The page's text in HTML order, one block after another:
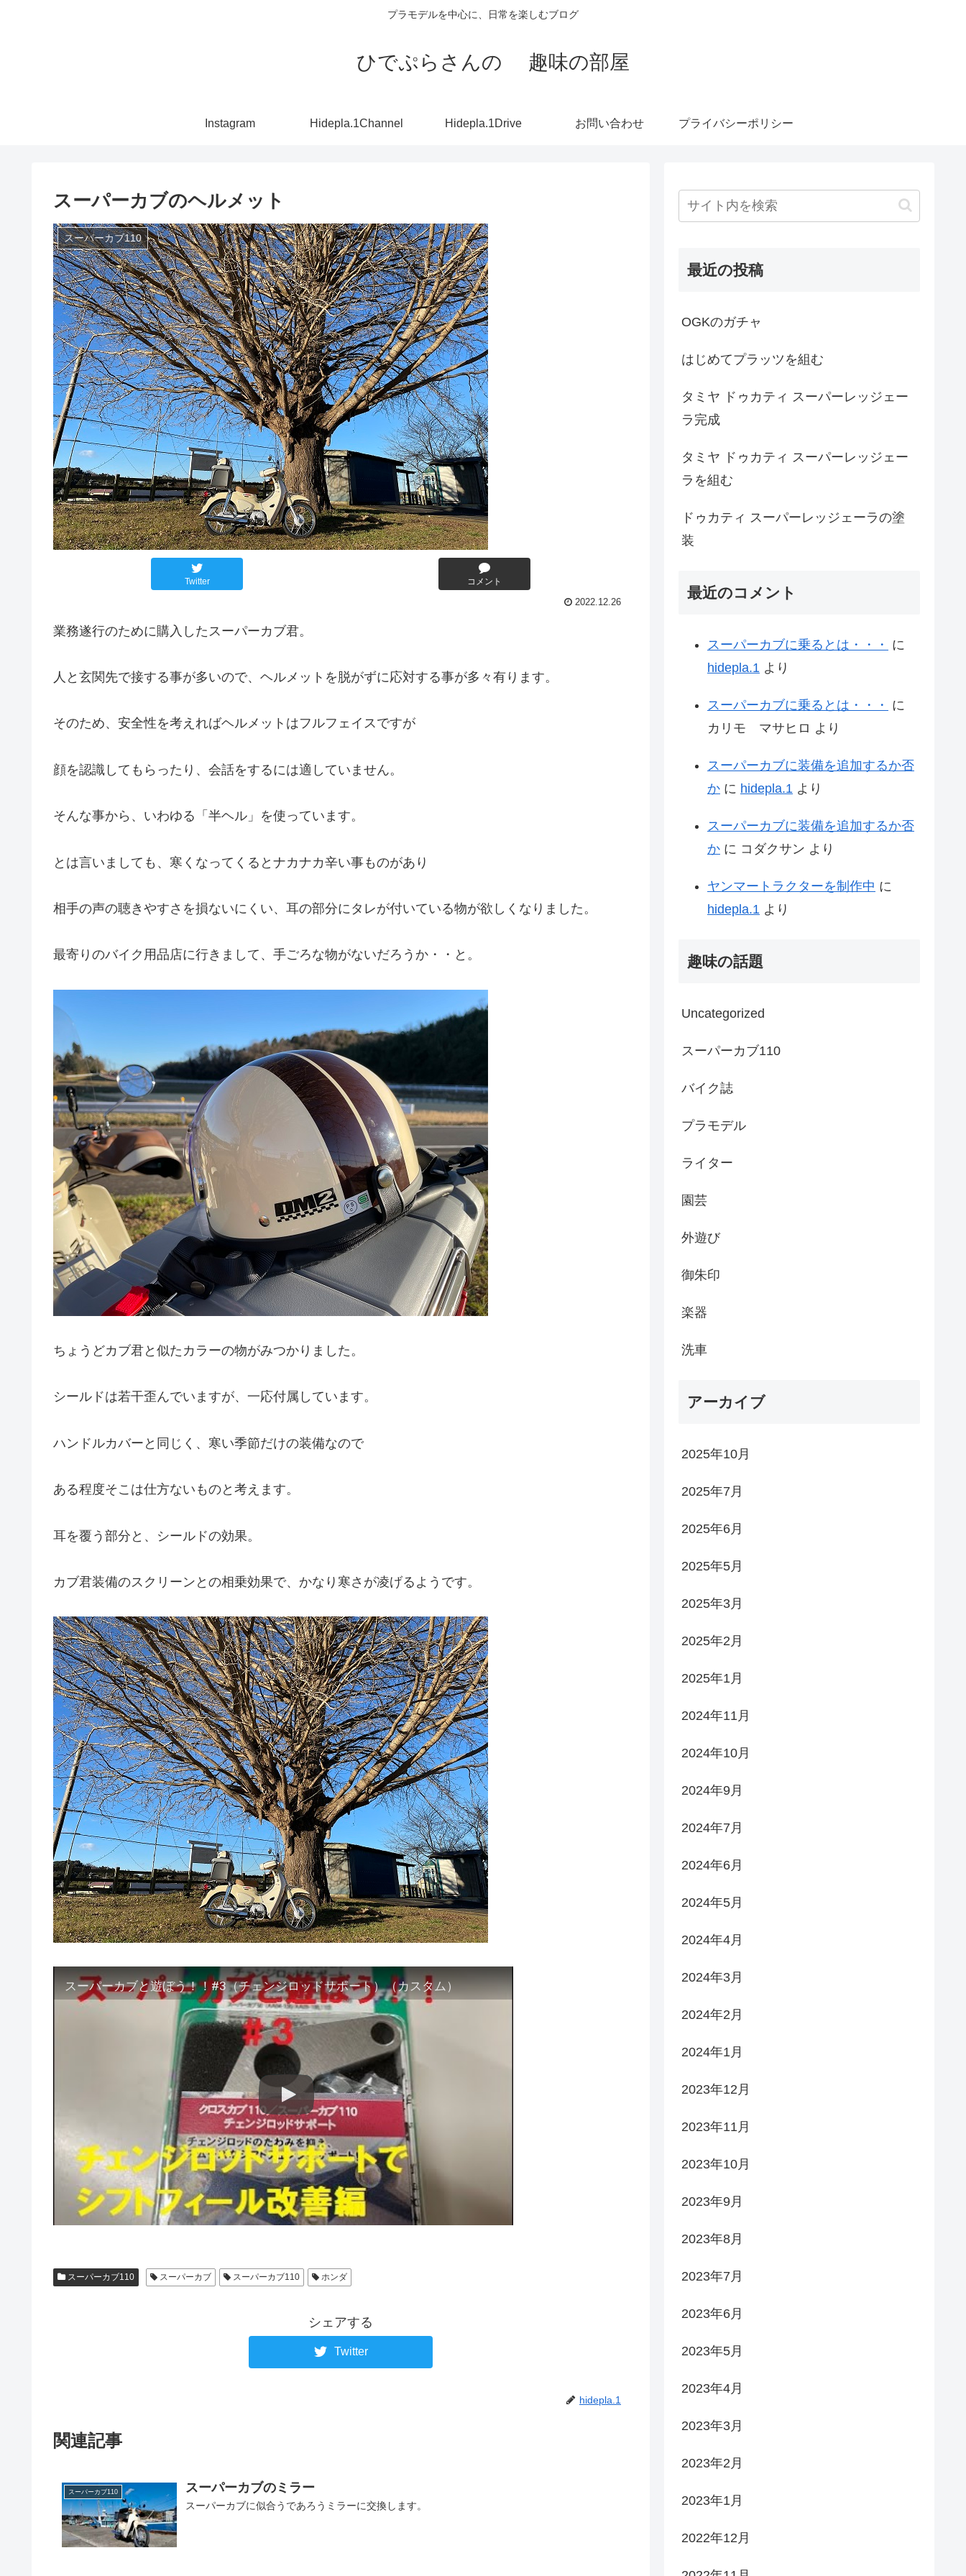
プラモデルを中心に、日常を楽しむブログ
ひでぷらさんの 趣味の部屋
Instagram Hidepla.1Channel Hidepla.1Drive お問い合わせ プライバシーポリシー
スーパーカブのヘルメット
スーパーカブ110
Twitter コメント
2022.12.26
業務遂行のために購入したスーパーカブ君。
人と玄関先で接する事が多いので、ヘルメットを脱がずに応対する事が多々有ります。
そのため、安全性を考えればヘルメットはフルフェイスですが
顔を認識してもらったり、会話をするには適していません。
そんな事から、いわゆる「半ヘル」を使っています。
とは言いましても、寒くなってくるとナカナカ辛い事ものがあり
相手の声の聴きやすさを損ないにくい、耳の部分にタレが付いている物が欲しくなりました。
最寄りのバイク用品店に行きまして、手ごろな物がないだろうか・・と。
ちょうどカブ君と似たカラーの物がみつかりました。
シールドは若干歪んでいますが、一応付属しています。
ハンドルカバーと同じく、寒い季節だけの装備なので
ある程度そこは仕方ないものと考えます。
耳を覆う部分と、シールドの効果。
カブ君装備のスクリーンとの相乗効果で、かなり寒さが凌げるようです。
スーパーカブと遊ぼう！！#3（チェンジロッドサポート）（カスタム）
スーパーカブ110 スーパーカブ スーパーカブ110 ホンダ
シェアする
Twitter
hidepla.1
関連記事
スーパーカブ110 スーパーカブのミラー
スーパーカブに似合うであろうミラーに交換します。
最近の投稿
OGKのガチャ
はじめてプラッツを組む
タミヤ ドゥカティ スーパーレッジェー
ラ完成
タミヤ ドゥカティ スーパーレッジェー
ラを組む
ドゥカティ スーパーレッジェーラの塗
装
最近のコメント
スーパーカブに乗るとは・・・
に
hidepla.1 より
スーパーカブに乗るとは・・・
に
カリモ マサヒロ より
スーパーカブに装備を追加するか否
か に hidepla.1 より
スーパーカブに装備を追加するか否
か に コダクサン より
ヤンマートラクターを制作中 に
hidepla.1 より
趣味の話題
Uncategorized
スーパーカブ110
バイク誌
プラモデル
ライター
園芸
外遊び
御朱印
楽器
洗車
アーカイブ
2025年10月
2025年7月
2025年6月
2025年5月
2025年3月
2025年2月
2025年1月
2024年11月
2024年10月
2024年9月
2024年7月
2024年6月
2024年5月
2024年4月
2024年3月
2024年2月
2024年1月
2023年12月
2023年11月
2023年10月
2023年9月
2023年8月
2023年7月
2023年6月
2023年5月
2023年4月
2023年3月
2023年2月
2023年1月
2022年12月